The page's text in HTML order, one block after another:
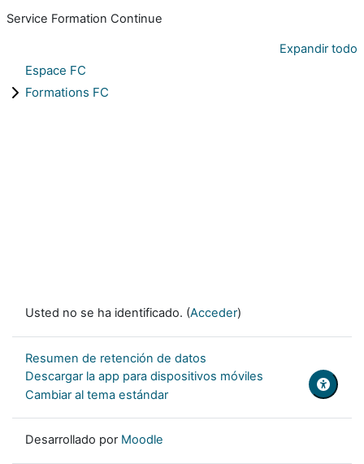
Service Formation Continue
Expandir todo
Espace FC
Formations FC
Usted no se ha identificado. (Acceder)
Resumen de retención de datos
Descargar la app para dispositivos móviles
Cambiar al tema estándar
Desarrollado por Moodle